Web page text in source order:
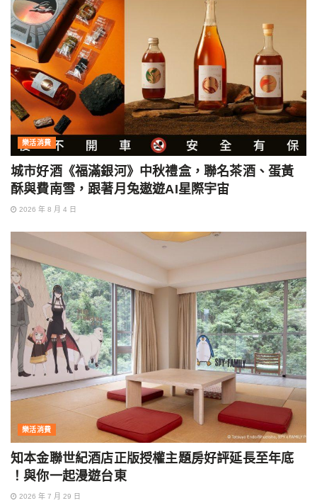
樂活消費
城市好酒《福滿銀河》中秋禮盒，聯名茶酒、蛋黃
酥與費南雪，跟著月兔遨遊AI星際宇宙
2026 年 8 月 4 日
樂活消費
知本金聯世紀酒店正版授權主題房好評延長至年底
！與你一起漫遊台東
2026 年 7 月 29 日